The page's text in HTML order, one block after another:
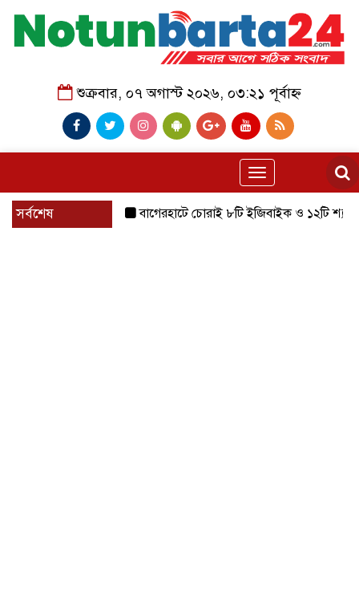
শুক্রবার, ০৭ অগাস্ট ২০২৬, ০৩:২১ পূর্বাহ্ন
Toggle
navigation
সর্বশেষ বাগেরহাটে চোরাই ৮টি ইজিবাইক ও ১২টি